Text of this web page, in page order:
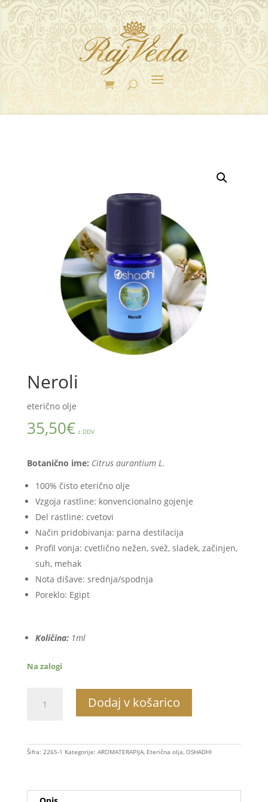
Neroli
eterično olje
35,50€ z DDV
Botanično ime: Citrus aurantium L.
100% čisto eterično olje
Vzgoja rastline: konvencionalno gojenje
Del rastline: cvetovi
Način pridobivanja: parna destilacija
Profil vonja: cvetlično nežen, svež, sladek, začinjen,
suh, mehak
Nota dišave: srednja/spodnja
Poreklo: Egipt
Količina: 1ml
Na zalogi
količina
Dodaj v košarico
Šifra: 2265-1 Kategorije: AROMATERAPIJA, Eterična olja, OSHADHI